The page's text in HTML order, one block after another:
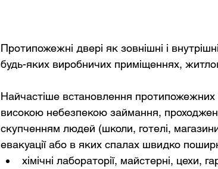
Протипожежні двері як зовнішні і
будь-яких виробничих приміщеннях,
Найчастіше встановлення протипожежних
високою небезпекою займання,
скупченням людей (школи, готелі,
евакуації або в яких спалах швидко
хімічні лабораторії, майстерні, цехи,